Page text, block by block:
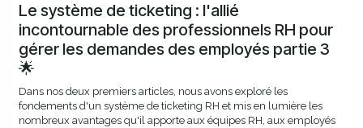
Le système de ticketing : l'allié
incontournable des professionnels RH pour
gérer les demandes des employés partie 3
🌟
Dans nos deux premiers articles, nous avons exploré les
fondements d'un système de ticketing RH et mis en lumière les
nombreux avantages qu'il apporte aux équipes RH, aux employés